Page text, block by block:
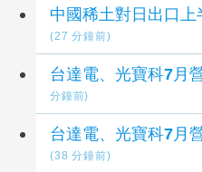
(27 分鐘前)
台達電、光寶科7月
分鐘前)
台達電、光寶科7月
(38 分鐘前)